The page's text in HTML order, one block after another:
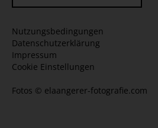
Nutzungsbedingungen
Datenschutzerklärung
Impressum
Cookie Einstellungen
Fotos © elaangerer-fotografie.com